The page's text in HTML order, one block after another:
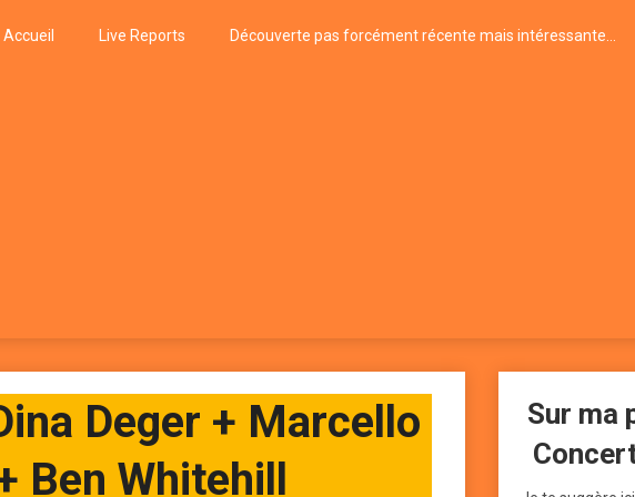
Accueil Live Reports Découverte pas forcément récente mais intéressante…
Deger + Marcello
Ben Whitehill
Sur ma